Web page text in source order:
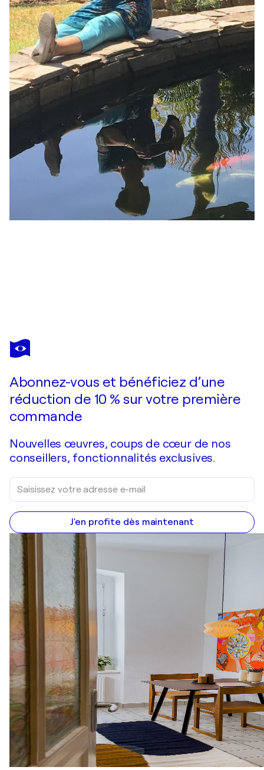
ELIZABETH RICKERT
Hollyhock
Abonnez-vous et bénéficiez d’une
réduction de 10 % sur votre première
commande
Nouvelles œuvres, coups de cœur de nos
conseillers, fonctionnalités exclusives.
J'en profite dès maintenant